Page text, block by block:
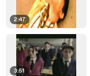
2:47
3:51